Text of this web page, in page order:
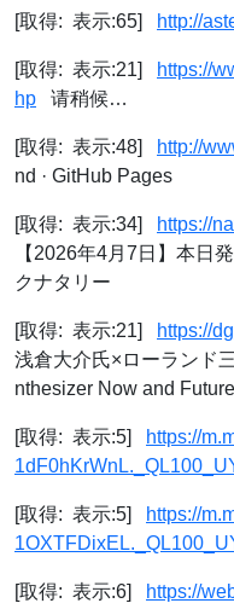
[取得: 表示:65] http://
[取得: 表示:21]
https://
hp 请稍候…
[取得: 表示:48] http://
nd · GitHub Pages
[取得: 表示:34]
https://
【2026年4月7日】本日
クナタリー
[取得: 表示:21] https://
浅倉大介氏×ローランド
nthesizer Now and
[取得: 表示:5]
https://
[取得: 表示:5]
https://
[取得: 表示:6]
https://